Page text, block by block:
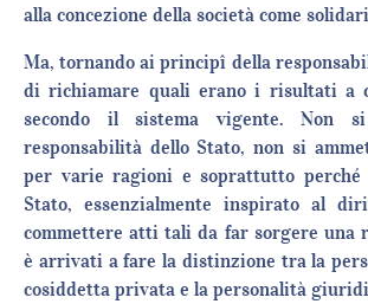
alla concezione della società come
Ma, tornando ai principî della
di richiamare quali erano i risultati a
secondo il sistema vigente. Non
responsabilità dello Stato, non si
per varie ragioni e soprattutto perché
Stato, essenzialmente inspirato al
commettere atti tali da far sorgere una
è arrivati a fare la distinzione tra la
cosiddetta privata e la personalità